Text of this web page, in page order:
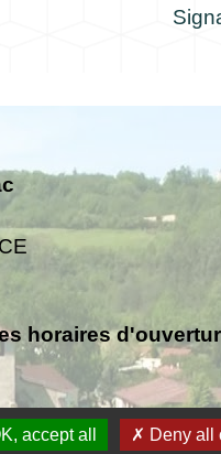
horaires
accept all Deny all